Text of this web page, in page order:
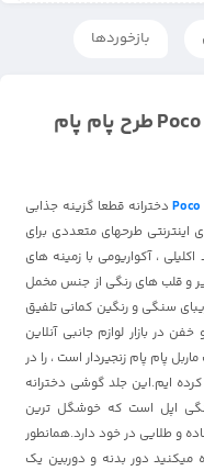
بازخوردها
انواع قاب دخترانه شیائومی Poco X3 طرح پام پام
دخترانه قطعا گزینه جذابی
طرحهای متعددی برای
، آکواریومی با زمینه های
و قلب های رنگی از جنس مخمل
سنگی و رنگین کمانی تلفیق
در بازار لوازم جانبی آنلاین
پام پام زنجیردار است ، را در
ایم.این جلد گوشی دخترانه
اپل است که خوشگل ترین
و طلایی در خود دارد.همانطور
دور بدنه و دوربین یک